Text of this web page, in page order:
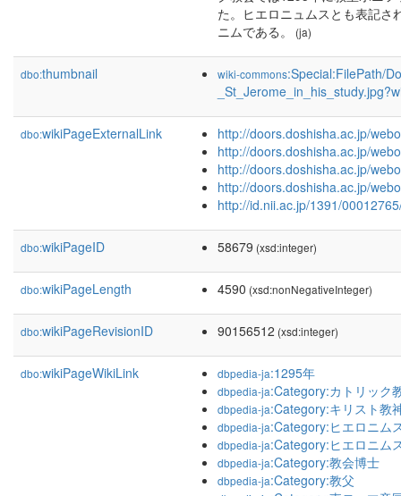
た。ヒエロニュムスとも表記さ
ニムである。
(ja)
dbo:thumbnail wiki-commons:Special:FilePath/
dbo:wikiPageExternalLink
http://doors.doshisha.ac.jp/
http://doors.doshisha.ac.jp/
http://doors.doshisha.ac.jp/
http://doors.doshisha.ac.jp/
http://id.nii.ac.jp/1391/
dbo:wikiPageID 58679 (xsd:integer)
dbo:wikiPageLength 4590 (xsd:nonNegativeInteger)
dbo:wikiPageRevisionID 90156512 (xsd:integer)
dbo:wikiPageWikiLink dbpedia-ja:1295年
dbpedia-ja:Category:カトリック
dbpedia-ja:Category:キリスト教
dbpedia-ja:Category:ヒエロニム
dbpedia-ja:Category:ヒエロニム
dbpedia-ja:Category:教会博士
dbpedia-ja:Category:教父